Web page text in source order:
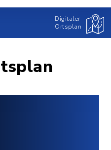
Digitaler
Ortsplan